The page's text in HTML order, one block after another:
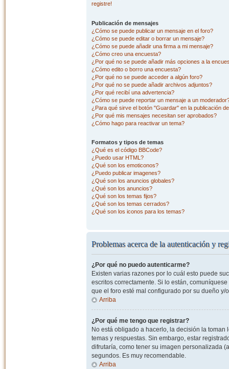
registre!
Publicación de mensajes
¿Cómo se puede publicar un mensaje en el foro?
¿Cómo se puede editar o borrar un mensaje?
¿Cómo se puede añadir una firma a mi mensaje?
¿Cómo creo una encuesta?
¿Por qué no se puede añadir más opciones a la
¿Cómo edito o borro una encuesta?
¿Por qué no se puede acceder a algún foro?
¿Por qué no se puede añadir archivos adjuntos?
¿Por qué recibí una advertencia?
¿Cómo se puede reportar un mensaje a un
¿Para qué sirve el botón "Guardar" en la publicación
¿Por qué mis mensajes necesitan ser aprobados?
¿Cómo hago para reactivar un tema?
Formatos y tipos de temas
¿Qué es el código BBCode?
¿Puedo usar HTML?
¿Qué son los emoticonos?
¿Puedo publicar imagenes?
¿Qué son los anuncios globales?
¿Qué son los anuncios?
¿Qué son los temas fijos?
¿Qué son los temas cerrados?
¿Qué son los iconos para los temas?
Problemas acerca de la autenticación y
¿Por qué no puedo autenticarme?
Existen varias razones por lo cuál esto puede
escritos correctamente. Si lo están,
que el foro esté mal configurado por su dueño
Arriba
¿Por qué me tengo que registrar?
No está obligado a hacerlo, la decisión la
temas y respuestas. Sin embargo, estar
difrutaría, como tener su imagen personalizada
segundos. Es muy recomendable.
Arriba